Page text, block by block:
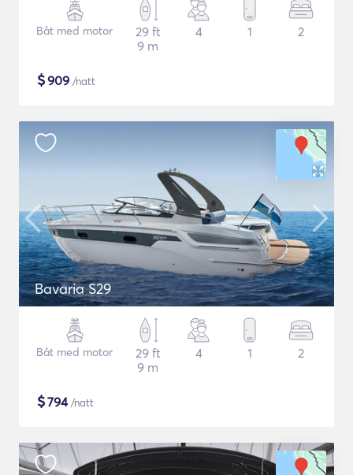
Båt med motor
29 ft
9 m
4 1 2
$909 /natt
Bavaria S29
Båt med motor
29 ft
9 m
4 1 2
$794/natt